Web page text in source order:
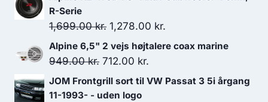
R-Serie
1,699.00kr. Den
oprindelige
pris
1,699.00 kr..
1,278.00 kr.
aktuelle
Alpine 6,5" 2 vejs højtalere coax marine
949.00kr. Den
oprindelige
pris
712.00 kr.
aktuelle
JOM Frontgrill sort til VW Passat 3 5i årgang
11-1993- - uden logo